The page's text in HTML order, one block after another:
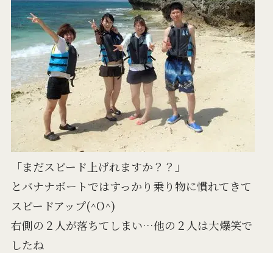
「まだスピード上げれますか？？」
とバナナボートではすっかり乗り物に慣れてきて
スピードアップ(^O^)
右側の２人が落ちてしまい…他の２人は大爆笑で
したね